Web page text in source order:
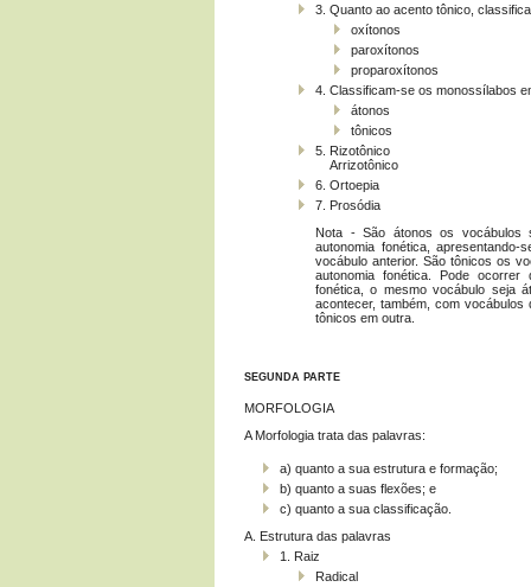
3. Quanto ao acento tônico,
oxítonos
paroxítonos
proparoxítonos
4. Classificam-se os monossílabos
átonos
tônicos
5. Rizotônico
Arrizotônico
6. Ortoepia
7. Prosódia
Nota - São átonos os vocábulos
autonomia fonética,
vocábulo anterior. São tônicos os
autonomia fonética. Pode
fonética, o mesmo vocábulo seja
acontecer, também, com
tônicos em outra.
SEGUNDA PARTE
MORFOLOGIA
A Morfologia trata das palavras:
a) quanto a sua estrutura e formação;
b) quanto a suas flexões; e
c) quanto a sua classificação.
A. Estrutura das palavras
1. Raiz
Radical